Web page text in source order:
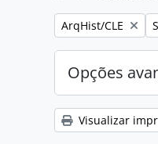
Remover filtro:
ArqHist/CLE
Opções
Visualizar